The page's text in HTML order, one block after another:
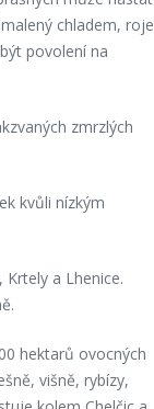
chladem, roje
povolení na
zmrzlých
kvůli nízkým
a Lhenice.
hektarů ovocných
višně, rybízy,